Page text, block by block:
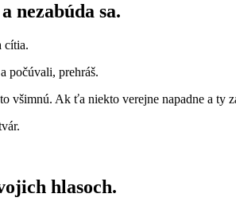
nezabúda sa.
cítia.
počúvali, prehráš.
Ak ťa niekto verejne napadne a ty
hlasoch.